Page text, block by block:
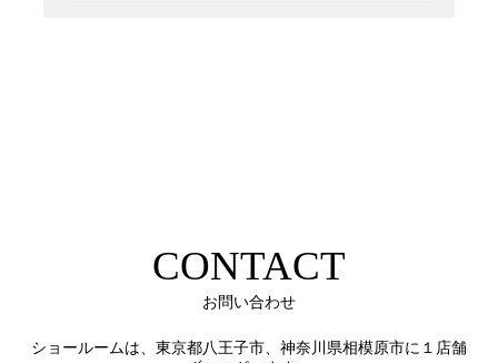
CONTACT
お問い合わせ
ショールームは、東京都八王子市、神奈川県相模原市に１店舗